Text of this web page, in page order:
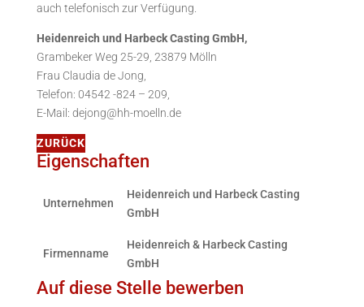
auch telefonisch zur Verfügung.
Heidenreich und Harbeck Casting GmbH,
Grambeker Weg 25-29, 23879 Mölln
Frau Claudia de Jong,
Telefon: 04542 -824 – 209,
E-Mail: dejong@hh-moelln.de
ZURÜCK
Eigenschaften
Unternehmen
Heidenreich und Harbeck Casting
GmbH
Firmenname
Heidenreich & Harbeck Casting
GmbH
Auf diese Stelle bewerben